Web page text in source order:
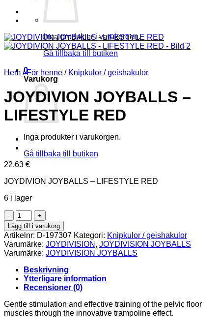
Inga produkter i varukorgen.
Gå tillbaka till butiken
0
Varukorg
Inga produkter i varukorgen.
Gå tillbaka till butiken
Hem / För henne / Knipkulor / geishakulor
JOYDIVION JOYBALLS –
LIFESTYLE RED
22.63 €
JOYDIVION JOYBALLS – LIFESTYLE RED
6 i lager
JOYDIVION
JOYBALLS
-
LIFESTYLE
RED
mängd
Lägg till i varukorg
Artikelnr: D-197307 Kategori: Knipkulor / geishakulor
Varumärke: JOYDIVISION , JOYDIVISION JOYBALLS
Varumärke: JOYDIVISION JOYBALLS
Beskrivning
Ytterligare information
Recensioner (0)
Gentle stimulation and effective training of the pelvic floor
muscles through the innovative trampoline effect.